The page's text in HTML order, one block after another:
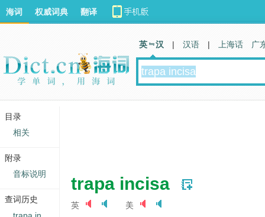
trapa incisa
英 美
海词 权威词典 翻译
英 汉 | 汉语 | 上海话 广
目录
相关
附录
音标说明
查词历史